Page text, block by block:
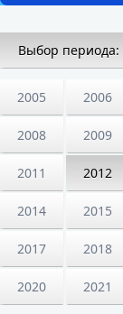
Выбор периода:
2005 2006
2008 2009
2011 2012
2014 2015
2017 2018
2020 2021